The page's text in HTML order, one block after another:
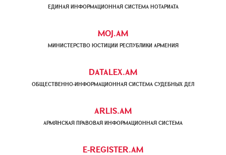
ЕДИНАЯ ИНФОРМАЦИОННАЯ СИСТЕМА НОТАРИАТА
MOJ.AM
МИНИСТЕРСТВО ЮСТИЦИИ РЕСПУБЛИКИ АРМЕНИЯ
DATALEX.AM
ОБЩЕСТВЕННО-ИНФОРМАЦИОННАЯ СИСТЕМА СУДЕБНЫХ ДЕЛ
ARLIS.AM
АРМЯНСКАЯ ПРАВОВАЯ ИНФОРМАЦИОННАЯ СИСТЕМА
E-REGISTER.AM